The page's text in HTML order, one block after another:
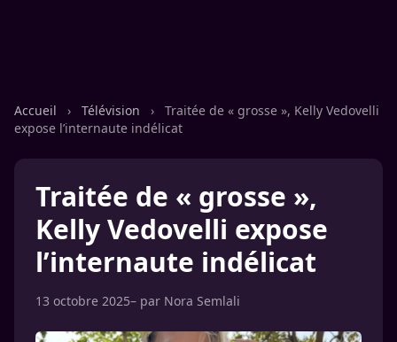
Accueil › Télévision ›
Traitée de « grosse », Kelly Vedovelli
expose l’internaute indélicat
Traitée de « grosse »,
Kelly Vedovelli expose
l’internaute indélicat
13 octobre 2025– par Nora Semlali